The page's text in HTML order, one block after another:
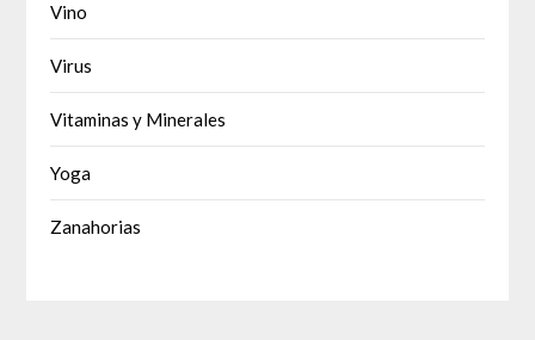
Vino
Virus
Vitaminas y Minerales
Yoga
Zanahorias